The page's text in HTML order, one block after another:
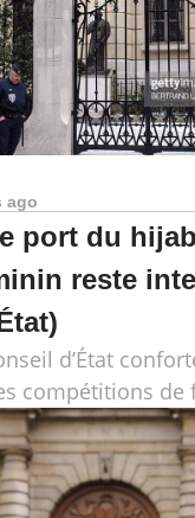
ago
port du
reste
d’État
compétitions de